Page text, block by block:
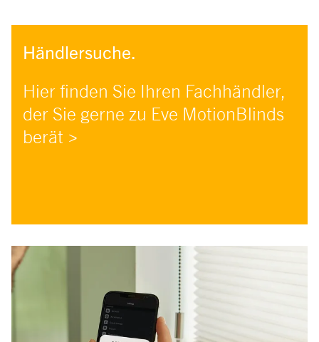
Händlersuche.
Hier finden Sie Ihren Fachhändler,
der Sie gerne zu Eve MotionBlinds
berät >